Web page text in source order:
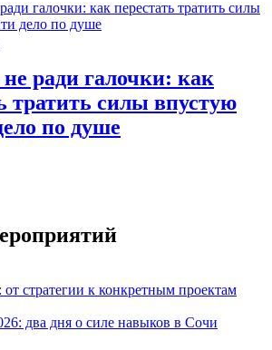
не ради галочки: как
тратить силы впустую
по душе
стратегии к конкретным проектам
два дня о силе навыков в Сочи